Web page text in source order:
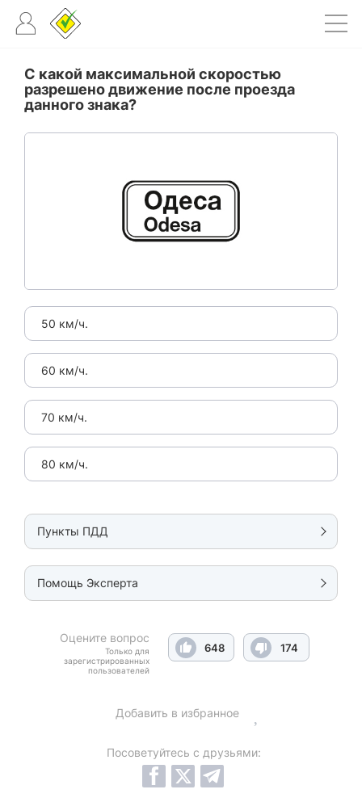
С какой максимальной скоростью
разрешено движение после проезда
данного знака?
50 км/ч.
60 км/ч.
70 км/ч.
80 км/ч.
Пункты ПДД
Помощь Эксперта
Оцените вопрос
Только для
зарегистрированных
пользователей
648 174
Добавить в избранное
Посоветуйтесь с друзьями: